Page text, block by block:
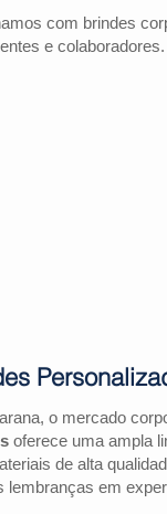
com brindes
e colaboradores.
o mercado
oferece uma ampla
de alta
lembranças em